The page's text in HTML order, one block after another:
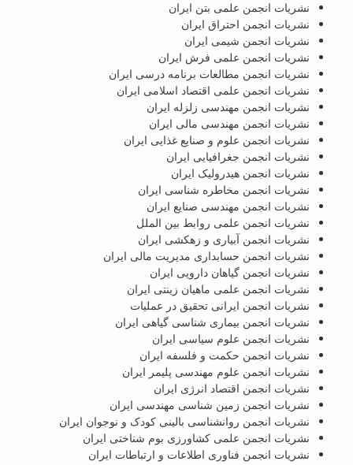
نشریات انجمن علمی بتن ایران
نشریات انجمن احتراق ایران
نشریات انجمن شیمی ایران
نشریات انجمن علمی فرش ایران
نشریات انجمن مطالعات برنامه درسی ایران
نشریات انجمن علمی اقتصاد اسلامی ایران
نشریات انجمن مهندسی زلزله ایران
نشریات انجمن مهندسی مالی ایران
نشریات انجمن علوم و صنایع غذایی ایران
نشریات انجمن جغرافیایی ایران
نشریات انجمن هیدرولیک ایران
نشریات انجمن مخاطره شناسی ایران
نشریات انجمن مهندسی صنایع ایران
نشریات انجمن علمی روابط بین الملل
نشریات انجمن آبیاری و زهکشی ایران
نشریات انجمن حسابداری مدیریت مالی ایران
نشریات انجمن گیاهان دارویی ایران
نشریات انجمن علمی ماهیان زینتی ایران
نشریات انجمن ایرانی تحقیق در عملیات
نشریات انجمن بیماری شناسی گیاهی ایران
نشریات انجمن علوم سیاسی ایران
نشریات انجمن حکمت و فلسفه ایران
نشریات انجمن علوم مهندسی پلیمر ایران
نشریات انجمن اقتصاد انرژی ایران
نشریات انجمن زمین شناسی مهندسی ایران
نشریات انجمن روانشناسی بالینی کودک و نوجوان ایران
نشریات انجمن علمی کشاورزی بوم شناختی ایران
نشریات انجمن فناوری اطلاعات و ارتباطات ایران